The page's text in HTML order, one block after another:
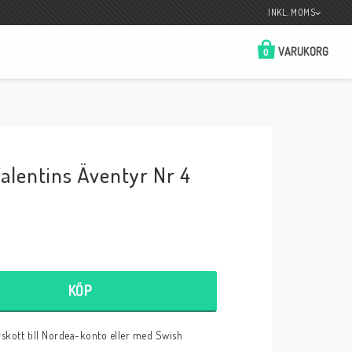
INKL. MOMS
VARUKORG
0
Betala enkelt i förskott till konto i Nordea
Äventyr Nr 4
KÖP
till Nordea-konto eller med Swish